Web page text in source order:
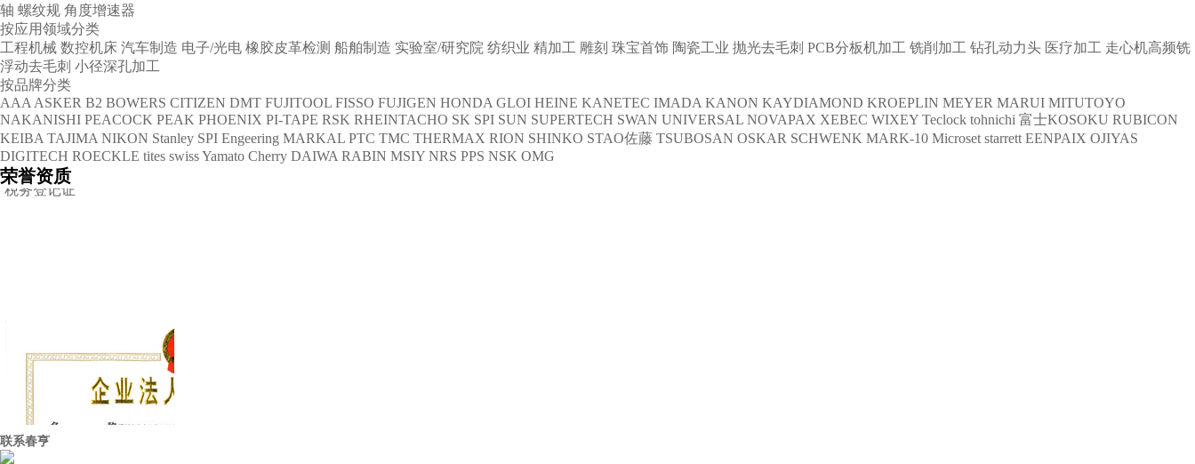
轴 螺纹规 角度增速器
按应用领域分类
工程机械 数控机床 汽车制造 电子/光电 橡胶皮革检测 船舶制造 实验室/研究院 纺织业 精加工 雕刻 珠宝首饰 陶瓷工业 抛光去毛刺 PCB分板机加工 铣削加工 钻孔动力头 医疗加工 走心机高频铣
浮动去毛刺 小径深孔加工
按品牌分类
AAA ASKER B2 BOWERS CITIZEN DMT FUJITOOL FISSO FUJIGEN HONDA GLOI HEINE KANETEC IMADA KANON KAYDIAMOND KROEPLIN MEYER MARUI MITUTOYO
NAKANISHI PEACOCK PEAK PHOENIX PI-TAPE RSK RHEINTACHO SK SPI SUN SUPERTECH SWAN UNIVERSAL NOVAPAX XEBEC WIXEY Teclock tohnichi 富士KOSOKU RUBICON
KEIBA TAJIMA NIKON Stanley SPI Engeering MARKAL PTC TMC THERMAX RION SHINKO STAO佐藤 TSUBOSAN OSKAR SCHWENK MARK-10 Microset starrett EENPAIX OJIYAS
DIGITECH ROECKLE tites swissYamato Cherry DAIWA RABIN MSIY NRS PPS NSK OMG
荣誉资质
税务登记证
联系春亨